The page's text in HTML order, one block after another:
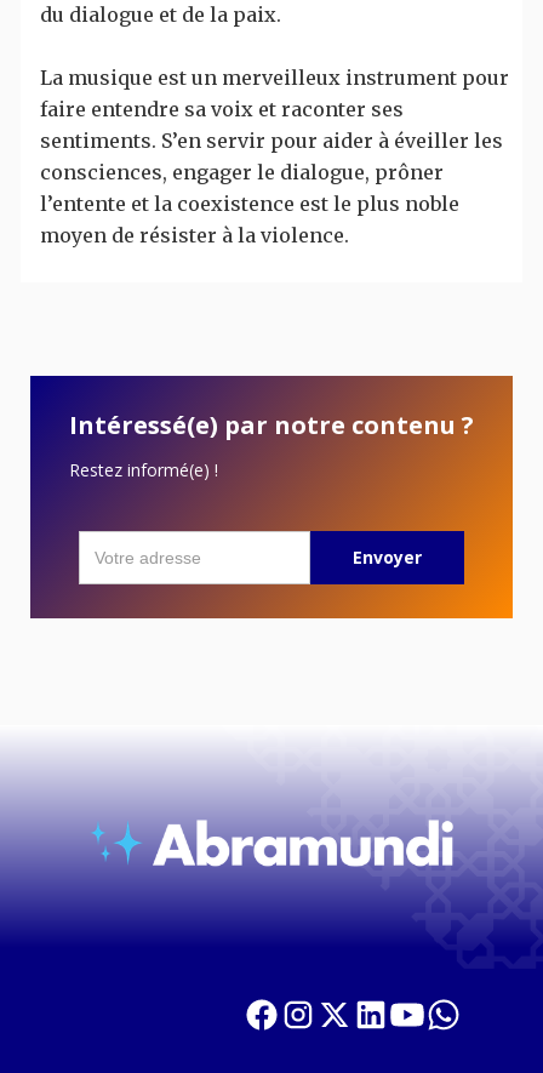
du dialogue et de la paix.
La musique est un merveilleux instrument pour
faire entendre sa voix et raconter ses
sentiments. S’en servir pour aider à éveiller les
consciences, engager le dialogue, prôner
l’entente et la coexistence est le plus noble
moyen de résister à la violence.
Intéressé(e) par notre contenu ?
Restez informé(e) !